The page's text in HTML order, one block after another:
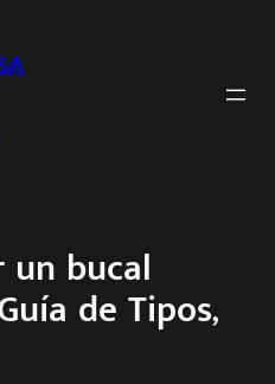
un bucal
de Tipos,